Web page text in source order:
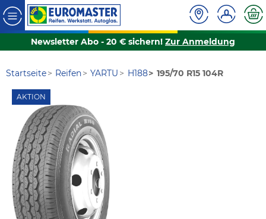
Newsletter Abo - 20 € sichern! Zur Anmeldung
Startseite Reifen YARTU H188 195/70 R15 104R
AKTION